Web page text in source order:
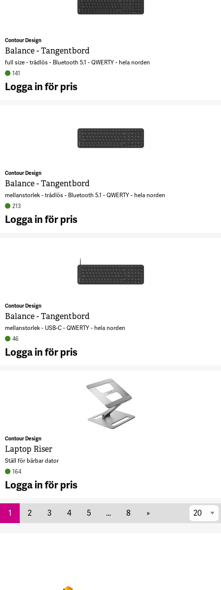
141
Contour Design
Balance - Tangentbord
full size - trådlös - Bluetooth 5.1 - QWERTY - hela norden
Logga in för pris
213
Contour Design
Balance - Tangentbord
mellanstorlek - trådlös - Bluetooth 5.1 - QWERTY - hela norden
Logga in för pris
46
Contour Design
Balance - Tangentbord
mellanstorlek - USB-C - QWERTY - hela norden
Logga in för pris
164
Contour Design
Laptop Riser
Ställ för bärbar dator
Logga in för pris
1 2 3 4 5 … 8 »
per
sida